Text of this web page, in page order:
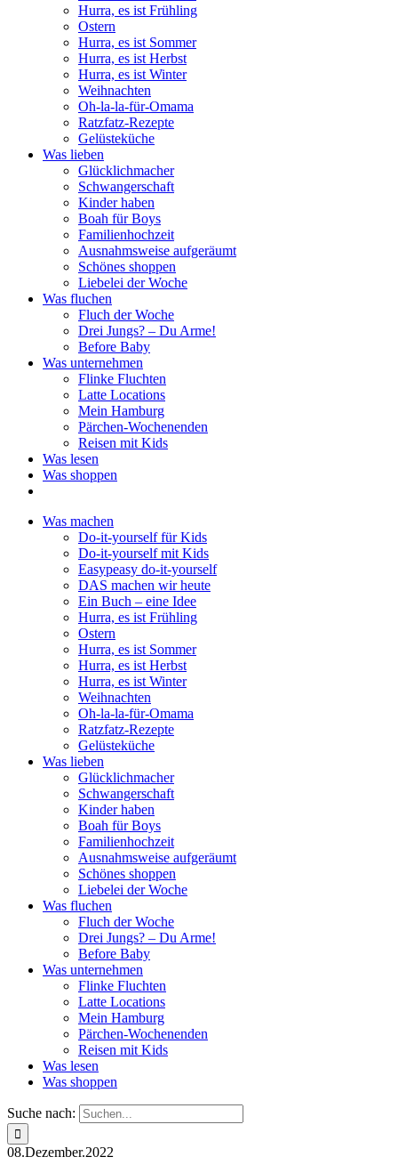
Hurra, es ist Frühling
Ostern
Hurra, es ist Sommer
Hurra, es ist Herbst
Hurra, es ist Winter
Weihnachten
Oh-la-la-für-Omama
Ratzfatz-Rezepte
Gelüsteküche
Was lieben
Glücklichmacher
Schwangerschaft
Kinder haben
Boah für Boys
Familienhochzeit
Ausnahmsweise aufgeräumt
Schönes shoppen
Liebelei der Woche
Was fluchen
Fluch der Woche
Drei Jungs? – Du Arme!
Before Baby
Was unternehmen
Flinke Fluchten
Latte Locations
Mein Hamburg
Pärchen-Wochenenden
Reisen mit Kids
Was lesen
Was shoppen
Was machen
Do-it-yourself für Kids
Do-it-yourself mit Kids
Easypeasy do-it-yourself
DAS machen wir heute
Ein Buch – eine Idee
Hurra, es ist Frühling
Ostern
Hurra, es ist Sommer
Hurra, es ist Herbst
Hurra, es ist Winter
Weihnachten
Oh-la-la-für-Omama
Ratzfatz-Rezepte
Gelüsteküche
Was lieben
Glücklichmacher
Schwangerschaft
Kinder haben
Boah für Boys
Familienhochzeit
Ausnahmsweise aufgeräumt
Schönes shoppen
Liebelei der Woche
Was fluchen
Fluch der Woche
Drei Jungs? – Du Arme!
Before Baby
Was unternehmen
Flinke Fluchten
Latte Locations
Mein Hamburg
Pärchen-Wochenenden
Reisen mit Kids
Was lesen
Was shoppen
Suche nach:
08.Dezember.2022